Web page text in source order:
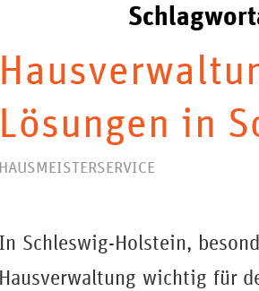
Lösungen in
HAUSMEISTERSERVICE
In Schleswig-Holstein,
Hausverwaltung wichtig für